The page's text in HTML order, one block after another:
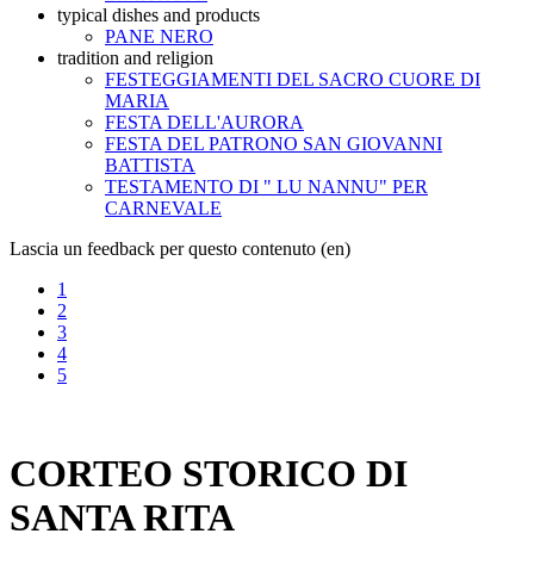
typical dishes and products
PANE NERO
tradition and religion
FESTEGGIAMENTI DEL SACRO CUORE DI
MARIA
FESTA DELL'AURORA
FESTA DEL PATRONO SAN GIOVANNI
BATTISTA
TESTAMENTO DI " LU NANNU" PER
CARNEVALE
Lascia un feedback per questo contenuto (en)
1
2
3
4
5
CORTEO STORICO DI
SANTA RITA